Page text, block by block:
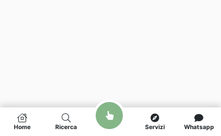
Home Ricerca Servizi Whatsapp